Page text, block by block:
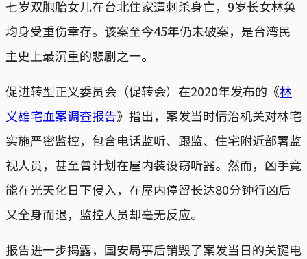
七岁双胞胎女儿在台北住家遭刺杀身亡，9岁长女林奂
均身受重伤幸存。该案至今45年仍未破案，是台湾民
主史上最沉重的悲剧之一。
促进转型正义委员会（促转会）在2020年发布的《林
义雄宅血案调查报告》指出，案发当时情治机关对林宅
实施严密监控，包含电话监听、跟监、住宅附近部署监
视人员，甚至曾计划在屋内装设窃听器。然而，凶手竟
能在光天化日下侵入，在屋内停留长达80分钟行凶后
又全身而退，监控人员却毫无反应。
报告进一步揭露，国安局事后销毁了案发当日的关键电